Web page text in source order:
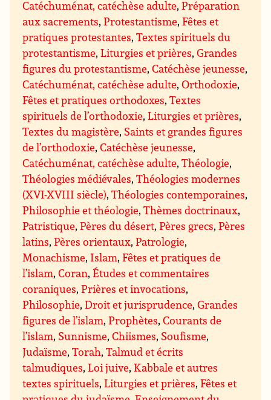
Catéchuménat, catéchèse adulte,Préparation
aux sacrements,Protestantisme,Fêtes et
pratiques protestantes,Textes spirituels du
protestantisme,Liturgies et prières,Grandes
figures du protestantisme,Catéchèse jeunesse,
Catéchuménat, catéchèse adulte,Orthodoxie,
Fêtes et pratiques orthodoxes,Textes
spirituels de l’orthodoxie,Liturgies et prières,
Textes du magistère, Saints et grandes figures
de l’orthodoxie,Catéchèse jeunesse,
Catéchuménat, catéchèse adulte,Théologie,
Théologies médiévales,Théologies modernes
(XVI-XVIII siècle),Théologies contemporaines,
Philosophie et théologie,Thèmes doctrinaux,
Patristique,Pères du désert,Pères grecs,Pères
latins,Pères orientaux,Patrologie,
Monachisme, Islam,Fêtes et pratiques de
l’islam,Coran,Études et commentaires
coraniques,Prières et invocations,
Philosophie,Droit et jurisprudence,Grandes
figures de l’islam,Prophètes,Courants de
l’islam, Sunnisme,Chiismes, Soufisme,
Judaïsme,Torah,Talmud et écrits
talmudiques,Loi juive,Kabbale et autres
textes spirituels,Liturgies et prières,Fêtes et